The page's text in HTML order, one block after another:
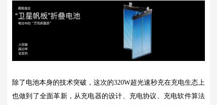
除了电池本身的技术突破，这次的320W超光速秒充在充电生态上
也做到了全面革新，从充电器的设计、充电协议、充电软件算法